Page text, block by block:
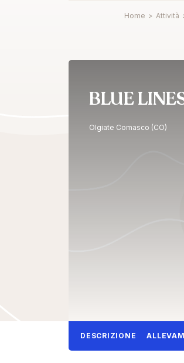
Home > Attività
BLUE
Olgiate Comasco (CO)
DESCRIZIONE